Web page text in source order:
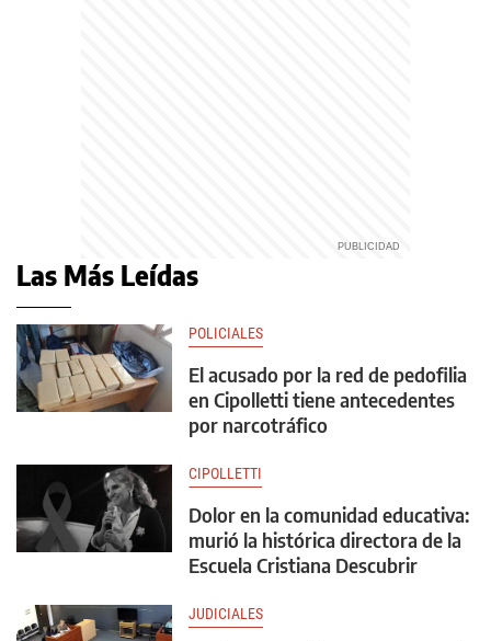
Las Más Leídas
POLICIALES
El acusado por la red de pedofilia
en Cipolletti tiene antecedentes
por narcotráfico
CIPOLLETTI
Dolor en la comunidad educativa:
murió la histórica directora de la
Escuela Cristiana Descubrir
JUDICIALES